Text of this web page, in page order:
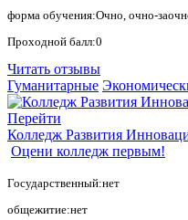
форма обучения:Очно, очно-
Проходной балл:0
Читать отзывы
Гуманитарные
Перейти
Колледж Развития
Оцени колледж первым!
Государственный:нет
общежитие:нет